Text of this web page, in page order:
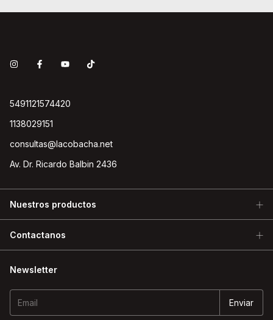
5491121574420
1138029151
consultas@lacobacha.net
Av. Dr. Ricardo Balbin 2436
Nuestros productos
Contactanos
Newsletter